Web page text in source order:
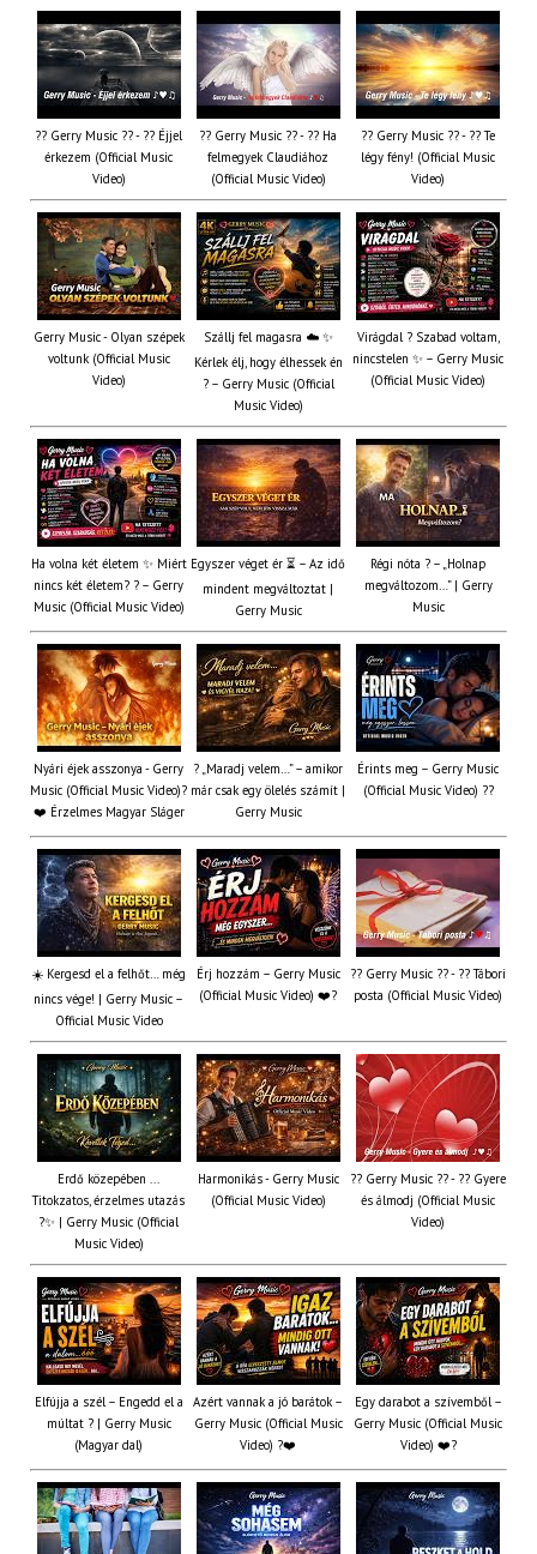
?? Gerry Music ?? - ?? Éjjel
érkezem (Official Music
Video)
?? Gerry Music ?? - ?? Ha
felmegyek Claudiához
(Official Music Video)
?? Gerry Music ?? - ?? Te
légy fény! (Official Music
Video)
Gerry Music - Olyan szépek
voltunk (Official Music
Video)
Szállj fel magasra ☁️ ✨
Kérlek élj, hogy élhessek én
? – Gerry Music (Official
Music Video)
Virágdal ? Szabad voltam,
nincstelen ✨ – Gerry Music
(Official Music Video)
Ha volna két életem ✨ Miért
nincs két életem? ? – Gerry
Music (Official Music Video)
Egyszer véget ér ⏳ – Az idő
mindent megváltoztat |
Gerry Music
Régi nóta ? – „Holnap
megváltozom…” | Gerry
Music
Nyári éjek asszonya - Gerry
Music (Official Music Video)?
❤️ Érzelmes Magyar Sláger
? „Maradj velem…” – amikor
már csak egy ölelés számít |
Gerry Music
Érints meg – Gerry Music
(Official Music Video) ??
☀️ Kergesd el a felhőt… még
nincs vége! | Gerry Music –
Official Music Video
Érj hozzám – Gerry Music
(Official Music Video) ❤️?
?? Gerry Music ?? - ?? Tábori
posta (Official Music Video)
Erdő közepében ...
Titokzatos, érzelmes utazás
?✨ | Gerry Music (Official
Music Video)
Harmonikás - Gerry Music
(Official Music Video)
?? Gerry Music ?? - ?? Gyere
és álmodj (Official Music
Video)
Elfújja a szél – Engedd el a
múltat ? | Gerry Music
(Magyar dal)
Azért vannak a jó barátok –
Gerry Music (Official Music
Video) ?❤️
Egy darabot a szívemből –
Gerry Music (Official Music
Video) ❤️?